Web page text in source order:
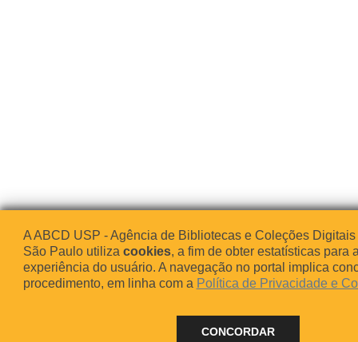
A ABCD USP - Agência de Bibliotecas e Coleções
São Paulo utiliza cookies, a fim de obter estatísticas para
experiência do usuário. A navegação no portal implica
procedimento, em linha com a Política de Privacidade e
CONCORDAR